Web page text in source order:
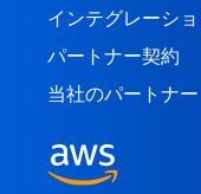
インテグレーシ
パートナー契約
当社のパートナー